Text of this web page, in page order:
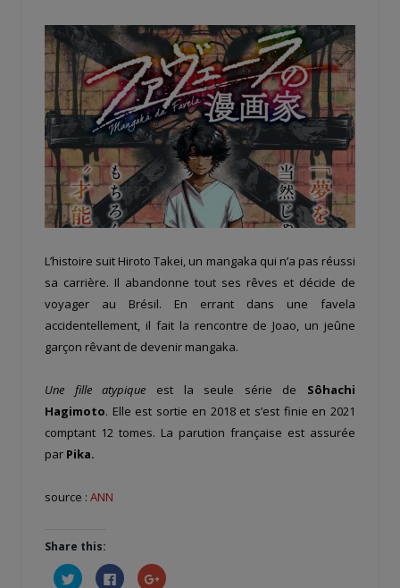
L’histoire suit Hiroto Takei, un mangaka qui n’a pas réussi
sa carrière. Il abandonne tout ses rêves et décide de
voyager au Brésil. En errant dans une favela
accidentellement, il fait la rencontre de Joao, un jeûne
garçon rêvant de devenir mangaka.
Une fille atypique est la seule série de Sôhachi
Hagimoto. Elle est sortie en 2018 et s’est finie en 2021
comptant 12 tomes. La parution française est assurée
par Pika.
source : ANN
Share this:
Cliquez Cliquez Cliquez